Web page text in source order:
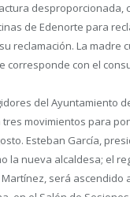
desproporcionada,
de Edenorte para
reclamación. La madre
corresponde con el
del Ayuntamiento
movimientos para
Esteban García,
la nueva alcaldesa; el
será ascendido